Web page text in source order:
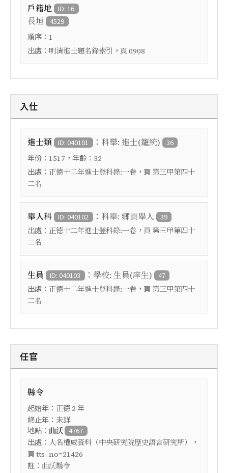
戶籍地 ID: 16
長垣 4529
順序： 1
出處： 明清進士題名錄索引 ，頁 0908
入仕
進士類 ID: 040101 ： 科舉: 進士(籠統) 36
年份： 1517 ，年齡： 32
出處： 正德十二年進士登科錄:一卷 ，頁 第三甲第四十
二名
舉人科 ID: 040102 ： 科舉: 鄉貢舉人 39
出處： 正德十二年進士登科錄:一卷 ，頁 第三甲第四十
二名
生員 ID: 040103 ： 學校: 生員(庠生) 47
出處： 正德十二年進士登科錄:一卷 ，頁 第三甲第四十
二名
任官
縣令
起始年： 正德 2 年
終止年：未詳
地點： 曲沃 4767
出處： 人名權威資料（中央研究院歷史語言研究所）
，
頁 tts_no=21426
註： 曲沃縣令